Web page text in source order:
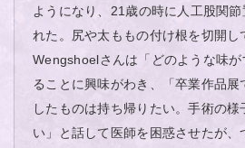
ようになり、21歳の時に人工股関
れた。尻や太ももの付け根を切開し
Wengshoelさんは「どのような味
ることに興味がわき、「卒業作品展
したものは持ち帰りたい。手術の様
い」と話して医師を困惑させたが